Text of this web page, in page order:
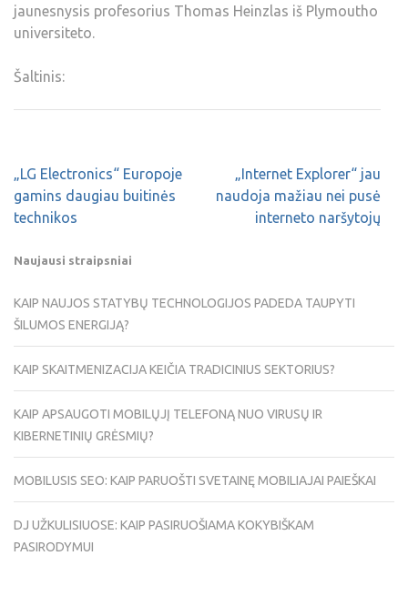
jaunesnysis profesorius Thomas Heinzlas iš Plymoutho
universiteto.
Šaltinis:
„LG Electronics“ Europoje
gamins daugiau buitinės
technikos
„Internet Explorer“ jau
naudoja mažiau nei pusė
interneto naršytojų
Naujausi straipsniai
KAIP NAUJOS STATYBŲ TECHNOLOGIJOS PADEDA TAUPYTI
ŠILUMOS ENERGIJĄ?
KAIP SKAITMENIZACIJA KEIČIA TRADICINIUS SEKTORIUS?
KAIP APSAUGOTI MOBILŲJĮ TELEFONĄ NUO VIRUSŲ IR
KIBERNETINIŲ GRĖSMIŲ?
MOBILUSIS SEO: KAIP PARUOŠTI SVETAINĘ MOBILIAJAI PAIEŠKAI
DJ UŽKULISIUOSE: KAIP PASIRUOŠIAMA KOKYBIŠKAM
PASIRODYMUI